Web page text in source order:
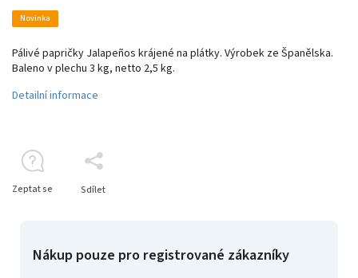
Novinka
Nákup pouze pro registrované zákazníky
Pálivé papričky Jalapeños krájené na plátky. Výrobek ze Španělska.
Baleno v plechu 3 kg, netto 2,5 kg.
Detailní informace
Zeptat se Sdílet